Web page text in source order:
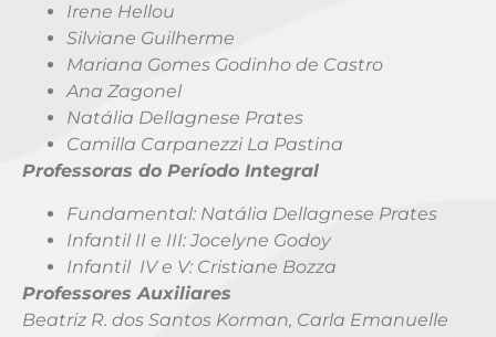
Irene Hellou
Silviane Guilherme
Mariana Gomes Godinho de Castro
Ana Zagonel
Natália Dellagnese Prates
Camilla Carpanezzi La Pastina
Professoras do Período Integral
Fundamental: Natália Dellagnese Prates
Infantil II e III: Jocelyne Godoy
Infantil IV e V: Cristiane Bozza
Professores Auxiliares
Beatriz R. dos Santos Korman, Carla Emanuelle